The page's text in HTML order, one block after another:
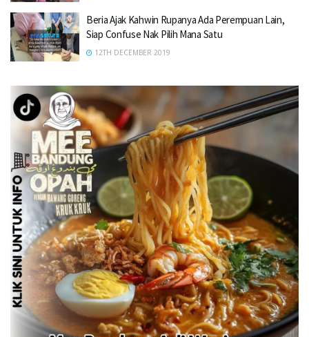
Beria Ajak Kahwin Rupanya Ada Perempuan Lain,
Siap Confuse Nak Pilih Mana Satu
12TH DECEMBER 2019